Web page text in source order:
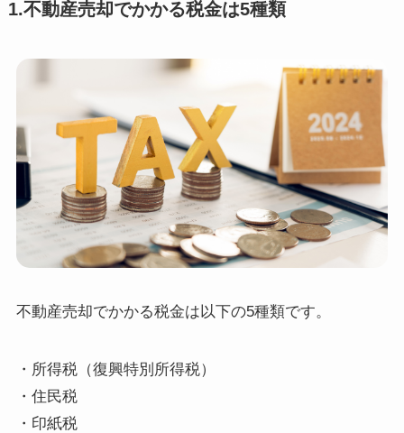
1.不動産売却でかかる税金は5種類
不動産売却でかかる税金は以下の5種類です。
・所得税（復興特別所得税）
・住民税
・印紙税